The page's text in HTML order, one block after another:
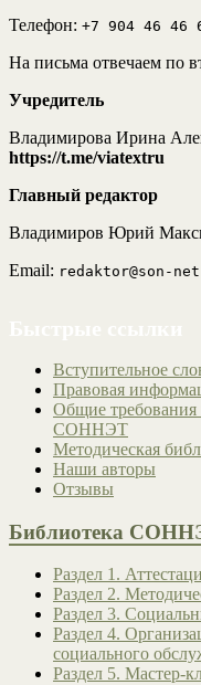
Телефон: +7 904 46 46
На письма отвечаем по
Учредитель
Владимирова Ирина
https://t.me/viatextru
Главный редактор
Владимиров Юрий
Email: redaktor@son-
Вступительное
Правовая
Общие
СОННЭТ
Методическая
Наши авторы
Отзывы
Библиотека
Раздел 1.
Раздел 2.
Раздел 3.
Раздел 4.
социального
Раздел 5. Мастер-